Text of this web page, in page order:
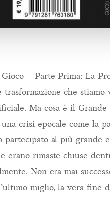
– Parte Prima: La
trasformazione che stiamo
Ma cosa è il
crisi epocale come la
partecipato al più grande
erano rimaste chiuse
Non era mai
miglio, la vera fine